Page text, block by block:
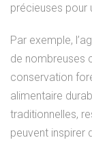
précieuses pour
Par exemple,
de nombreuses
conservation
alimentaire
traditionnelles,
peuvent inspirer